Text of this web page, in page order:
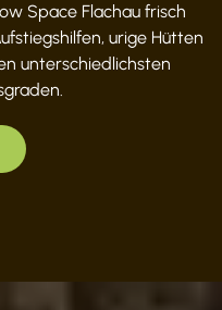
Space Flachau frisch
urige Hütten
unterschiedlichsten